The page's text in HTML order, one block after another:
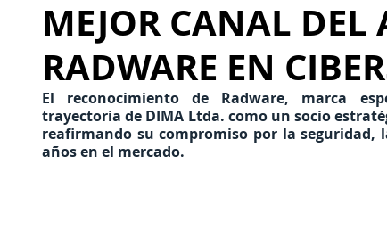
MEJOR CANAL DEL
RADWARE EN
El reconocimiento de Radware, marca
trayectoria de DIMA Ltda. como un socio
reafirmando su compromiso por la seguridad,
años en el mercado.